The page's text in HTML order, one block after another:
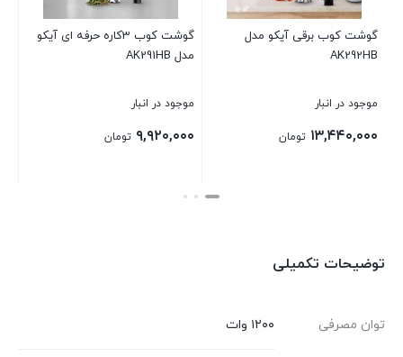
گوشت کوب برقی آیکو مدل
AK292HB
موجود در انبار
۱۳,۴۴۰,۰۰۰ تومان
گوشت کوب 3کاره حرفه ای آیکو
مدل AK291HB
موجود در انبار
۹,۹۲۰,۰۰۰ تومان
بستن
توضیحات تکمیلی
توان مصرفی ۱۲۰۰ وات